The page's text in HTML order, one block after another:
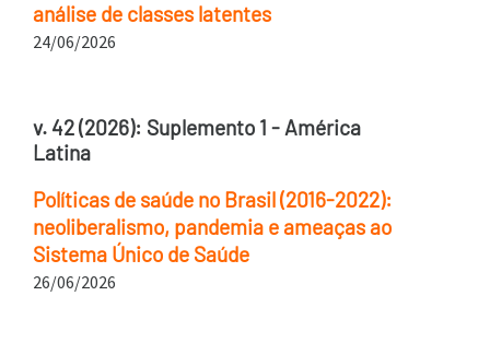
análise de classes latentes
24/06/2026
v. 42 (2026): Suplemento 1 - América
Latina
Políticas de saúde no Brasil (2016-2022):
neoliberalismo, pandemia e ameaças ao
Sistema Único de Saúde
26/06/2026